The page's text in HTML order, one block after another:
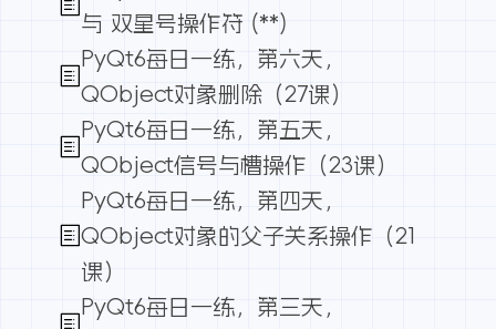
与 双星号操作符 (**)
PyQt6每日一练，第六天，
QObject对象删除（27课）
PyQt6每日一练，第五天，
QObject信号与槽操作（23课）
PyQt6每日一练，第四天，
QObject对象的父子关系操作（21
课）
PyQt6每日一练，第三天，